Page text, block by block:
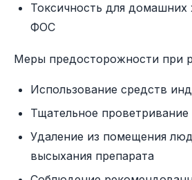
Токсичность для
ФОС
Меры предосторожности при
Использование средств
Тщательное
Удаление из помещения
высыхания препарата